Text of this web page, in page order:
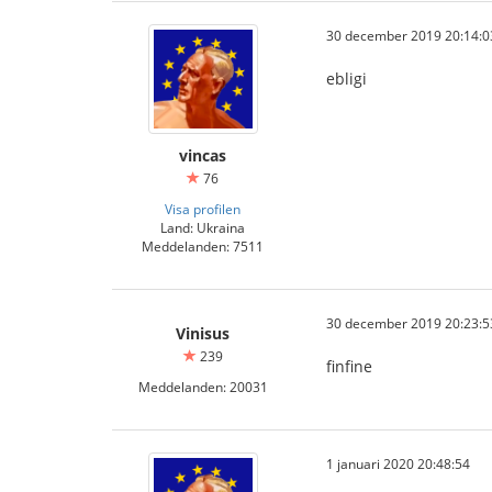
vincas
76
Visa profilen
Land: Ukraina
Meddelanden: 7511
30 december 2019
ebligi
Vinisus
239
Meddelanden: 20031
30 december 2019
finfine
1 januari 2020 20:48:54